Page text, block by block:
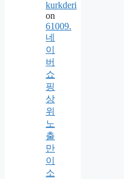
kurkderi
on
61009.
네
이
버
쇼
핑
상
위
노
출
만
이
소